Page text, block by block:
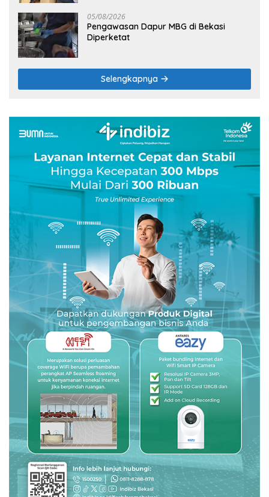
05/08/2026
Pengawasan Dapur MBG di Bekasi
Diperketat
Selengkapnya